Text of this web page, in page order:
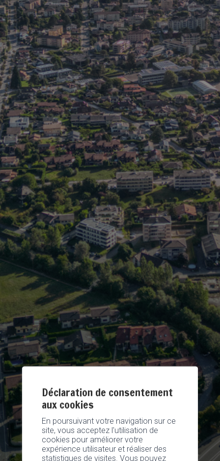
Déclaration de consentement
aux cookies
En poursuivant votre navigation sur ce
site, vous acceptez l'utilisation de
cookies pour améliorer votre
expérience utilisateur et réaliser des
statistiques de visites. Vous pouvez